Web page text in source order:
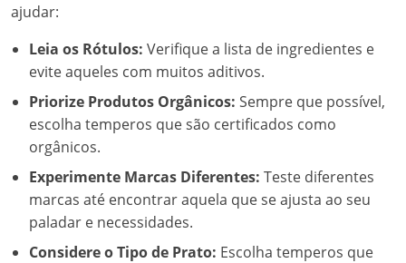
ajudar:
Leia os Rótulos: Verifique a lista de ingredientes e
evite aqueles com muitos aditivos.
Priorize Produtos Orgânicos: Sempre que possível,
escolha temperos que são certificados como
orgânicos.
Experimente Marcas Diferentes: Teste diferentes
marcas até encontrar aquela que se ajusta ao seu
paladar e necessidades.
Considere o Tipo de Prato: Escolha temperos que